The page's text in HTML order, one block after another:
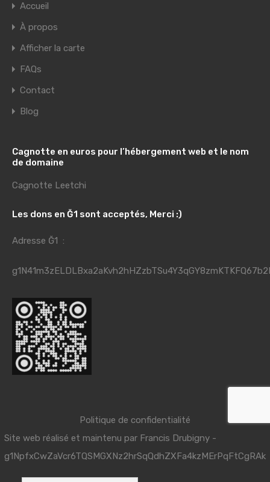
Accueil
À propos
Afficher la carte
FAQs
Contact
Blog
Cagnotte en euros pour l’hébergement web et le nom
de domaine
Cagnotte Leetchi
Les dons en Ğ1 sont acceptés, Merci :)
Adresse Ğ1 :
Politique de confidentialité
Site web réalisé et maintenu par Francis Drubigny -
g1NpfxCwZaVcr6TQSMGXNz2hrSqQdhZXFa4kzMErPqFtCgRAk